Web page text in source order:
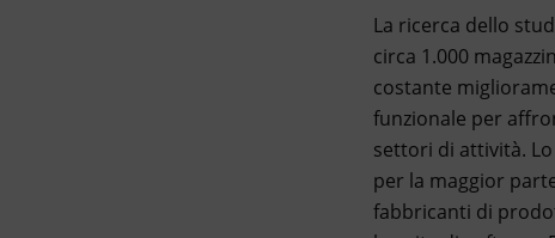
La ricerca dello
circa 1.000
costante
funzionale per
settori di attività.
per la maggior
fabbricanti di